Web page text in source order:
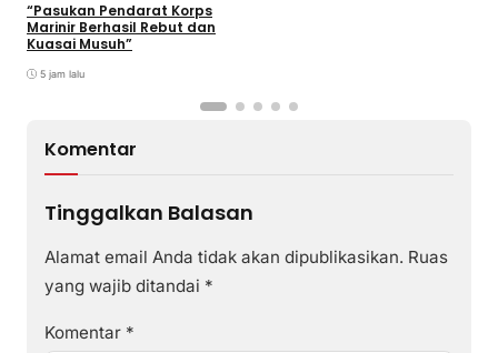
“Pasukan Pendarat Korps
Marinir Berhasil Rebut dan
Kuasai Musuh”
5 jam lalu
Komentar
Tinggalkan Balasan
Alamat email Anda tidak akan dipublikasikan. Ruas
yang wajib ditandai *
Komentar *